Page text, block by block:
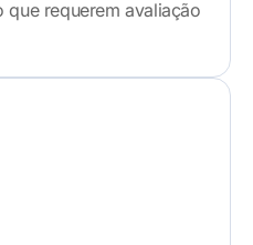
requerem avaliação